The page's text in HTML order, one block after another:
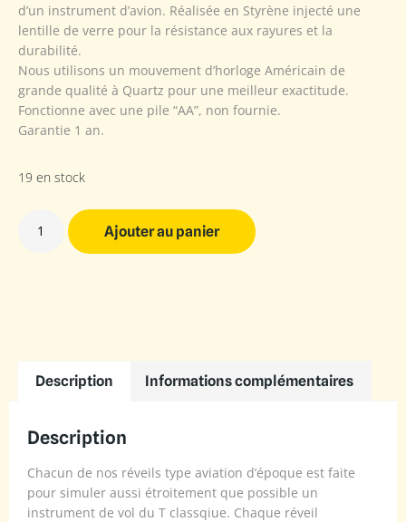
d’un instrument d’avion. Réalisée en Styrène injecté une
lentille de verre pour la résistance aux rayures et la
durabilité.
Nous utilisons un mouvement d’horloge Américain de
grande qualité à Quartz pour une meilleur exactitude.
Fonctionne avec une pile “AA”, non fournie.
Garantie 1 an.
19 en stock
Ajouter au panier
Description Informations complémentaires
Description
Chacun de nos réveils type aviation d’époque est faite
pour simuler aussi étroitement que possible un
instrument de vol du T classqiue. Chaque réveil